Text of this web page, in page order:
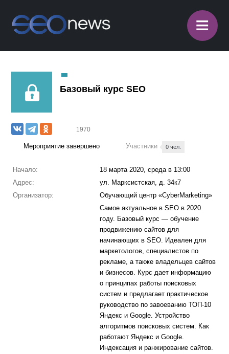
≡
Базовый курс SEO
1970
Мероприятие завершено Участники 0 чел.
Начало:
18 марта 2020, среда в 13:00
Адрес:
ул. Марксистская, д. 34к7
Организатор:
Обучающий центр «CyberMarketing»
Самое актуальное в SEO в 2020
году. Базовый курс — обучение
продвижению сайтов для
начинающих в SEO. Идеален для
маркетологов, специалистов по
рекламе, а также владельцев сайтов
и бизнесов. Курс дает информацию
о принципах работы поисковых
систем и предлагает практическое
руководство по завоеванию ТОП-10
Яндекс и Google. Устройство
алгоритмов поисковых систем. Как
работают Яндекс и Google.
Индексация и ранжирование сайтов.